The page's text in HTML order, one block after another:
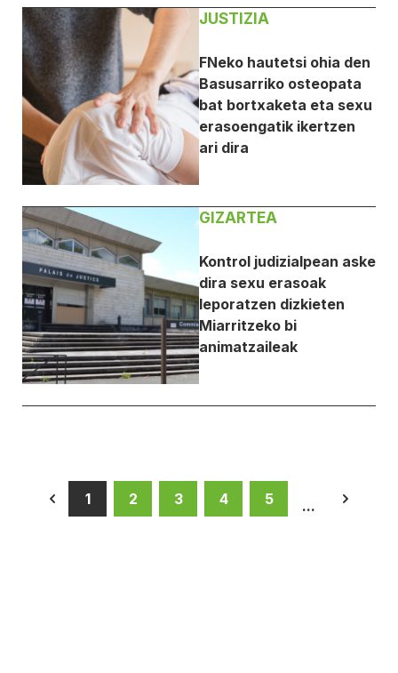
JUSTIZIA
FNeko hautetsi ohia den
Basusarriko osteopata
bat bortxaketa eta sexu
erasoengatik ikertzen
ari dira
GIZARTEA
Kontrol judizialpean aske
dira sexu erasoak
leporatzen dizkieten
Miarritzeko bi
animatzaileak
1 2 3 4 5 ...